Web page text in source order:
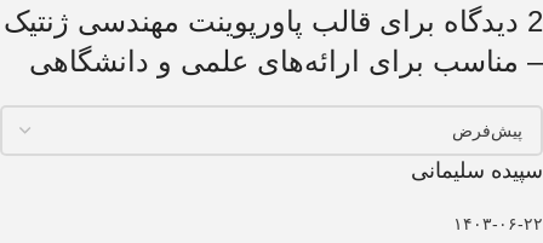
2 دیدگاه برای
قالب پاورپوینت مهندسی ژنتیک
– مناسب برای ارائه‌های علمی و دانشگاهی
سپیده سلیمانی
۱۴۰۳-۰۶-۲۲